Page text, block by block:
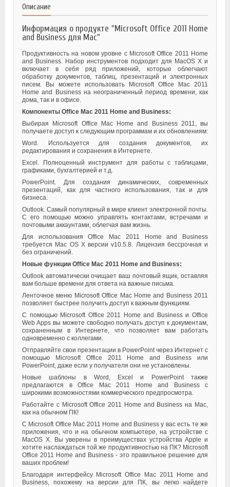
Описание
Информация о продукте "Microsoft Office 2011 Home
and Business для Mac"
Продуктивность на новом уровне с Microsoft Office 2011 Home
and Business. Набор инструментов подходит для MacOS X и
включает в себя ряд приложений, которые облегчают
обработку документов, таблиц, презентаций и электронных
писем. Вы можете использовать Microsoft Office Mac 2011
Home and Business на неограниченный период времени, как
дома, так и в офисе.
Компоненты Office Mac 2011 Home and Business:
Выбирая Microsoft Office Mac Home and Business 2011, вы
получаете доступ к следующим программам и их обновлениям:
Word. Используется для создания документов, их
редактирования и сохранения в Интернете.
Excel. Полноценный инструмент для работы с таблицами,
графиками, бухгалтерией и т.д.
PowerPoint. Для создания динамических, современных
презентаций, как для частного использования, так и для
бизнеса.
Outlook. Самый популярный в мире клиент электронной почты.
С его помощью можно управлять контактами, встречами и
почтовыми аккаунтами, облегчая вам жизнь.
Для использования Office Mac 2011 Home and Business
требуется Mac OS X версии v10.5.8. Лицензия бессрочная и
без ограничений.
Новые функции Office Mac 2011 Home and Business:
Outlook автоматически очищает ваш почтовый ящик, оставляя
вам больше времени для ответа на важные письма.
Ленточное меню Microsoft Office Mac Home and Business 2011
позволяет быстрее получить доступ к важным функциям.
С помощью Microsoft Office 2011 Home and Business и Office
Web Apps вы можете свободно получать доступ к документам,
сохраненным в Интернете, что позволяет вам работать
одновременно с коллегами.
Отправляйте свои презентации в PowerPoint через Интернет с
помощью Microsoft Office 2011 Home and Business или
PowerPoint, даже если у получателя они не установлены.
Новые шаблоны в Word, Excel и PowerPoint также
предлагаются в Office Mac 2011 Home and Business с
широкими возможностями коммерческого предпросмотра.
Работайте с Microsoft Office 2011 Home and Business на Mac,
как на обычном ПК!
С Microsoft Office Mac 2011 Home and Business у вас есть те же
приложения, что и на обычном компьютере, на устройстве с
MacOS X. Вы уверены в преимуществах устройства Apple и
хотите наслаждаться той же продуктивностью на ПК? Microsoft
Office 2011 Home and Business - это правильное решение для
ваших проблем!
Благодаря интерфейсу Microsoft Office Mac 2011 Home and
Business, похожему на версии для ПК, вы легко найдете